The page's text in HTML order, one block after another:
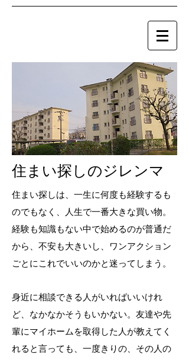
住まい探しのジレンマ
住まい探しは、一生に何度も経験するも
のでもなく、人生で一番大きな買い物。
経験も知識もない中で始めるのが普通だ
から、不安も大きいし、ワンアクション
ごとにこれでいいのかと迷ってしまう。
身近に相談できる人がいればいいけれ
ど、なかなかそうもいかない。 友達や先
輩にマイホームを取得した人が教えてく
れると言っても、一度きりの、その人の